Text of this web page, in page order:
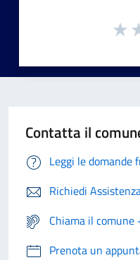
Contatta il
Leggi le domande
Richiedi
Chiama il
Prenota un